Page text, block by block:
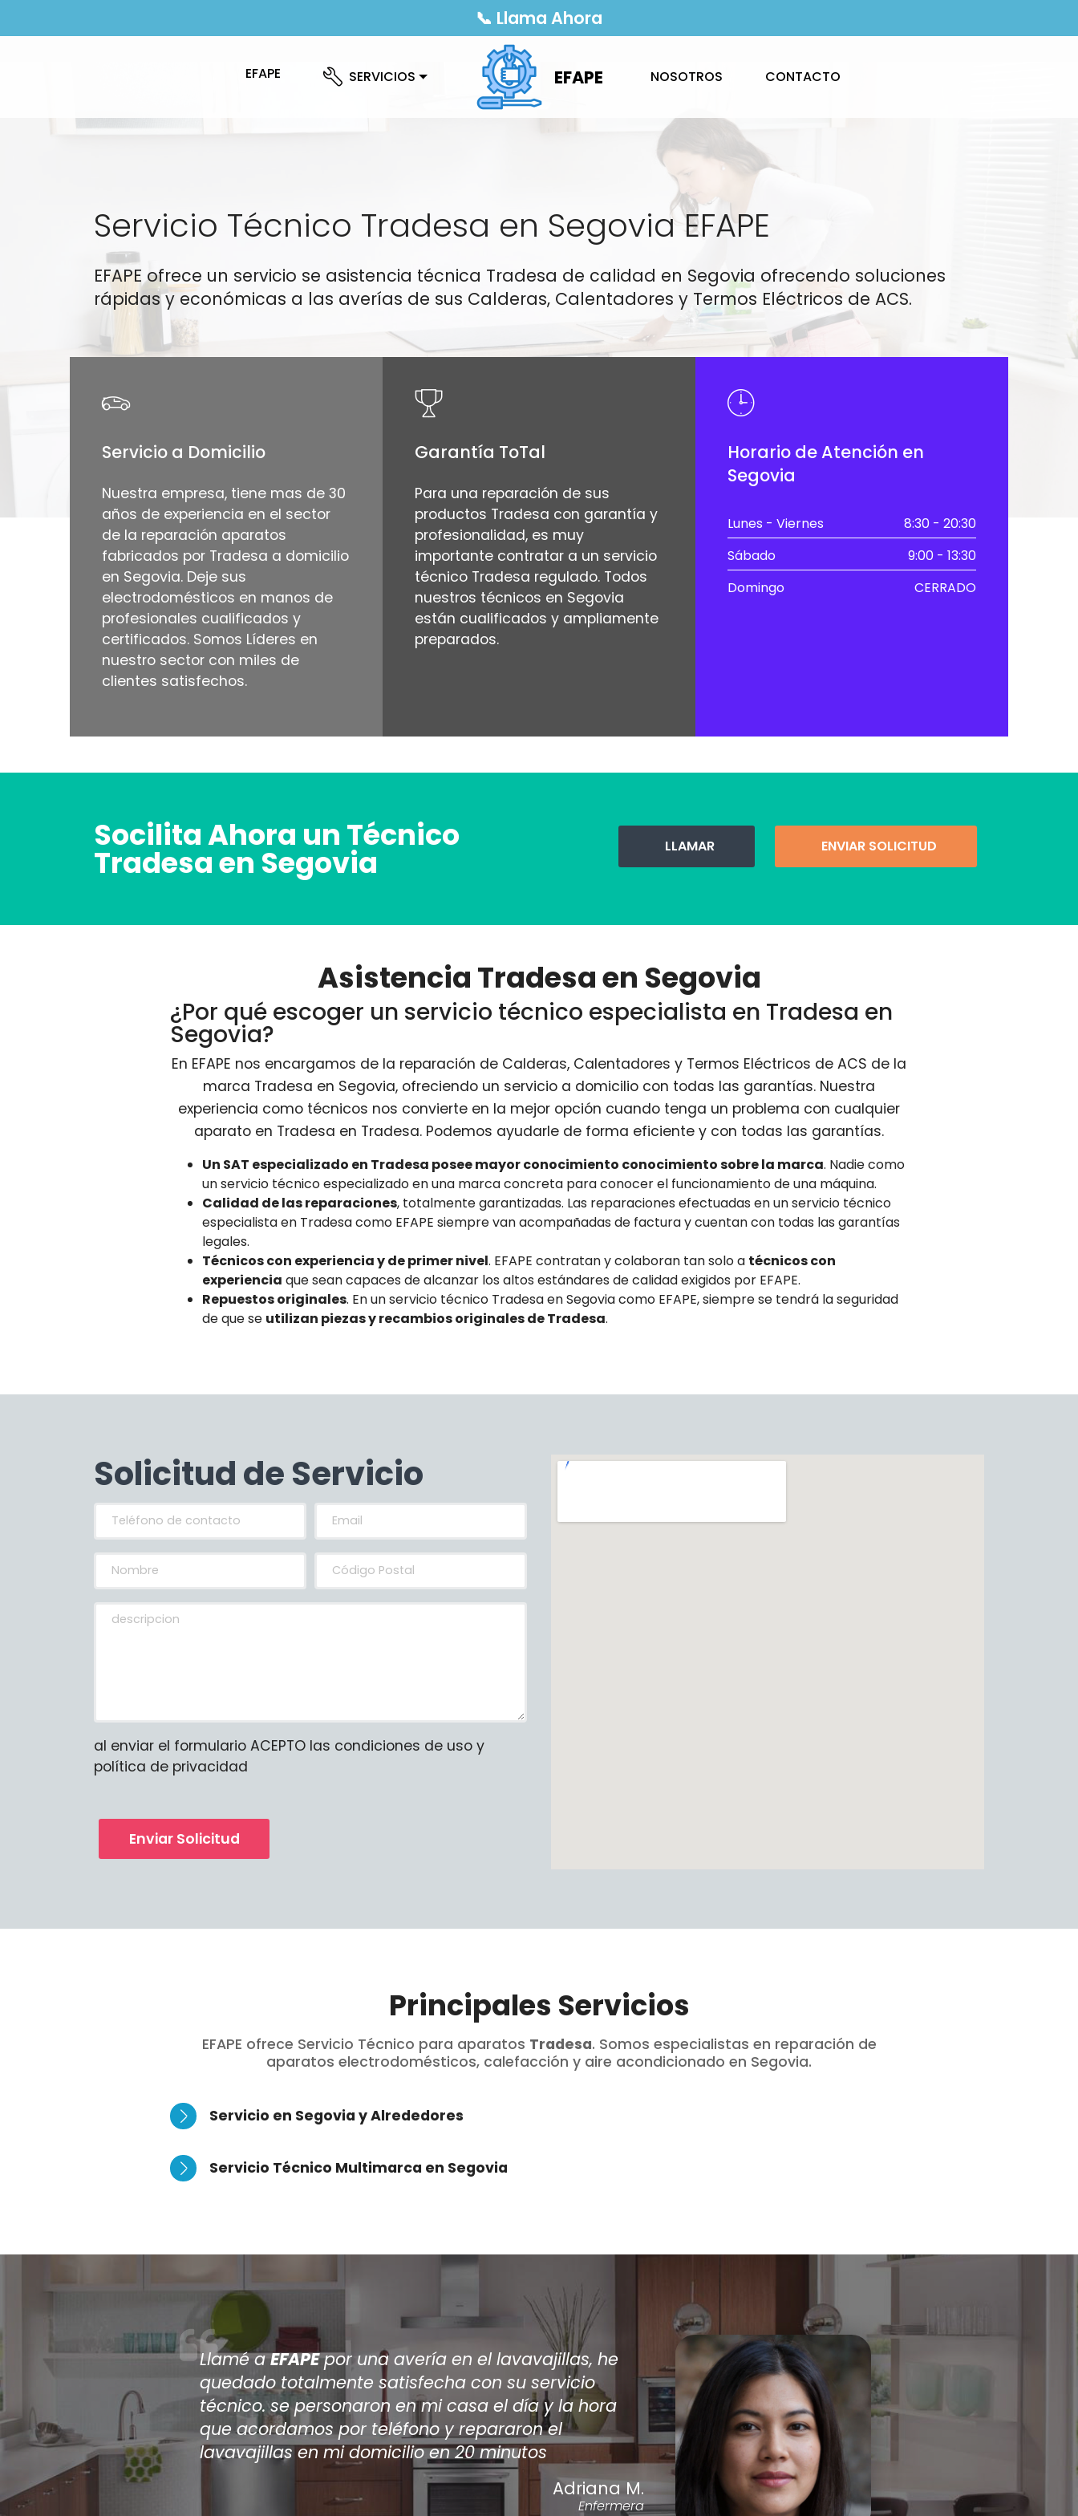
📞 Llama Ahora
EFAPE SERVICIOS EFAPE NOSOTROS CONTACTO
Servicio Técnico Tradesa en Segovia EFAPE
EFAPE ofrece un servicio se asistencia técnica Tradesa de calidad en Segovia ofrecendo soluciones
rápidas y económicas a las averías de sus Calderas, Calentadores y Termos Eléctricos de ACS.
Servicio a Domicilio
Nuestra empresa, tiene mas de 30
años de experiencia en el sector
de la reparación aparatos
fabricados por Tradesa a domicilio
en Segovia. Deje sus
electrodomésticos en manos de
profesionales cualificados y
certificados. Somos Líderes en
nuestro sector con miles de
clientes satisfechos.
Garantía ToTal
Para una reparación de sus
productos Tradesa con garantía y
profesionalidad, es muy
importante contratar a un servicio
técnico Tradesa regulado. Todos
nuestros técnicos en Segovia
están cualificados y ampliamente
preparados.
Horario de Atención en
Segovia
Lunes - Viernes
8:30 - 20:30
Sábado
9:00 - 13:30
Domingo
CERRADO
Socilita Ahora un Técnico
Tradesa en Segovia LLAMAR ENVIAR SOLICITUD
Asistencia Tradesa en Segovia
¿Por qué escoger un servicio técnico especialista en Tradesa en
Segovia?
En EFAPE nos encargamos de la reparación de Calderas, Calentadores y Termos Eléctricos de ACS de la
marca Tradesa en Segovia, ofreciendo un servicio a domicilio con todas las garantías. Nuestra
experiencia como técnicos nos convierte en la mejor opción cuando tenga un problema con cualquier
aparato en Tradesa en Tradesa. Podemos ayudarle de forma eficiente y con todas las garantías.
Un SAT especializado en Tradesa posee mayor conocimiento conocimiento sobre la marca. Nadie como
un servicio técnico especializado en una marca concreta para conocer el funcionamiento de una máquina.
Calidad de las reparaciones, totalmente garantizadas. Las reparaciones efectuadas en un servicio técnico
especialista en Tradesa como EFAPE siempre van acompañadas de factura y cuentan con todas las garantías
legales.
Técnicos con experiencia y de primer nivel. EFAPE contratan y colaboran tan solo a técnicos con
experiencia que sean capaces de alcanzar los altos estándares de calidad exigidos por EFAPE.
Repuestos originales. En un servicio técnico Tradesa en Segovia como EFAPE, siempre se tendrá la seguridad
de que se utilizan piezas y recambios originales de Tradesa.
Solicitud de Servicio
al enviar el formulario ACEPTO las condiciones de uso y
política de privacidad
Enviar Solicitud
Principales Servicios
EFAPE ofrece Servicio Técnico para aparatos Tradesa. Somos especialistas en reparación de
aparatos electrodomésticos, calefacción y aire acondicionado en Segovia.
Servicio en Segovia y Alrededores
Servicio Técnico Multimarca en Segovia
Después de que varios técnicos viniesen a casa a
reparar mi aire acondicionado encontré por internet
aEFAPE, han sido los únicos en dar una solución a mi
aire acondicionado. acepté el prespuesto de la
reparación y ahora tengo el a/a como nuevo.
Antonio Silvente
Carpintero